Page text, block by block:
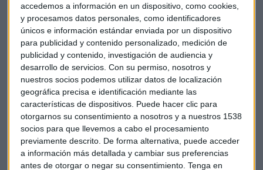
accedemos a información en un dispositivo, como cookies,
y procesamos datos personales, como identificadores
únicos e información estándar enviada por un dispositivo
para publicidad y contenido personalizado, medición de
publicidad y contenido, investigación de audiencia y
desarrollo de servicios. Con su permiso, nosotros y
nuestros socios podemos utilizar datos de localización
geográfica precisa e identificación mediante las
características de dispositivos. Puede hacer clic para
otorgarnos su consentimiento a nosotros y a nuestros 1538
socios para que llevemos a cabo el procesamiento
previamente descrito. De forma alternativa, puede acceder
a información más detallada y cambiar sus preferencias
antes de otorgar o negar su consentimiento. Tenga en
Un aspecto en el que coincide Marisa Martínez, Strategic
Customer Marketing&Operations de Lowiquien ha
explicado que la fidelización es querer estar y para ello
propone tres palancas: el reconocimiento, la gratitud y el
respeto. “Cuando hablamos de reconocimiento, no somos
un número más, hay que conocer emocionalmente al
cliente. La parte de gratitud, es tener en cuenta que el
cliente nos ha elegido y el respeto se traduce en una relación
personal y tienes que cumplir esas reglas básicas para
ganar su fidelidad. Estas tres palancas, son la base
fundamental para crear las acciones de comunicación.